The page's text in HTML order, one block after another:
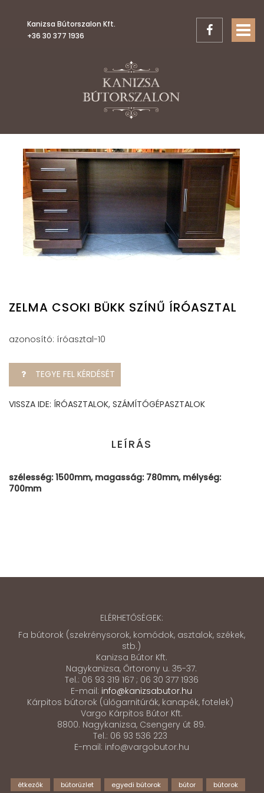
Kanizsa Bútorszalon Kft.
+36 30 377 1936
ZELMA CSOKI BÜKK SZÍNŰ ÍRÓASZTAL
azonosító: íróasztal-10
TEGYE FEL KÉRDÉSÉT
VISSZA IDE: ÍRÓASZTALOK, SZÁMÍTÓGÉPASZTALOK
LEÍRÁS
szélesség: 1500mm, magasság: 780mm, mélység:
700mm
ELÉRHETŐSÉGEK:
Fa bútorok (szekrénysorok, komódok, asztalok, székek,
stb.)
Kanizsa Bútor Kft.
Nagykanizsa, Őrtorony u. 35-37.
Tel.: 06 93 319 167 ; 06 30 377 1936
E-mail: info@kanizsabutor.hu
Kárpitos bútorok (ülőgarnitúrák, kanapék, fotelek)
Vargo Kárpitos Bútor Kft.
8800. Nagykanizsa, Csengery út 89.
Tel.: 06 93 536 223
E-mail: info@vargobutor.hu
étkezők bútorüzlet egyedi bútorok bútor bútorok